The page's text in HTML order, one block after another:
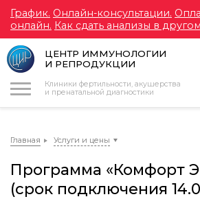
График. Онлайн-консультации.
онлайн. Как сдать анализы в
ЦЕНТР ИММУНОЛОГИИ
И РЕПРОДУКЦИИ
Клиники фертильности, акушерства
и пренатальной диагностики
Главная Услуги и цены
Программа «Комфорт
(срок подключения